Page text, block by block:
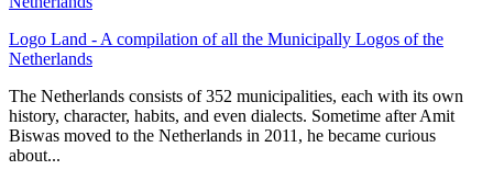
Logo Land - A compilation of all the Municipally Logos of the
Netherlands
The Netherlands consists of 352 municipalities, each with its own
history, character, habits, and even dialects. Sometime after Amit
Biswas moved to the Netherlands in 2011, he became curious
about...